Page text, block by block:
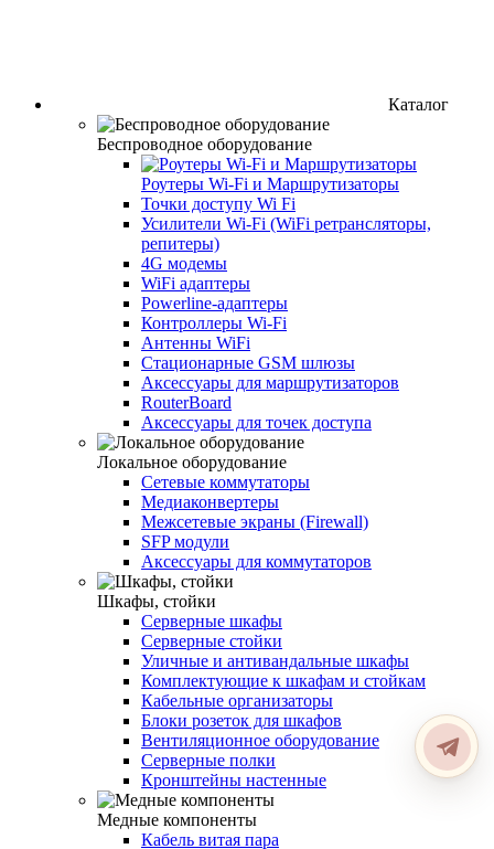
Каталог
Беспроводное оборудование
Роутеры Wi-Fi и Маршрутизаторы
Точки доступу Wi Fi
Усилители Wi-Fi (WiFi ретрансляторы,
репитеры)
4G модемы
WiFi адаптеры
Powerline-адаптеры
Контроллеры Wi-Fi
Антенны WiFi
Стационарные GSM шлюзы
Аксессуары для маршрутизаторов
RouterBoard
Аксессуары для точек доступа
Локальное оборудование
Сетевые коммутаторы
Медиаконвертеры
Межсетевые экраны (Firewall)
SFP модули
Аксессуары для коммутаторов
Шкафы, стойки
Серверные шкафы
Серверные стойки
Уличные и антивандальные шкафы
Комплектующие к шкафам и стойкам
Кабельные организаторы
Блоки розеток для шкафов
Вентиляционное оборудование
Серверные полки
Кронштейны настенные
Медные компоненты
Кабель витая пара